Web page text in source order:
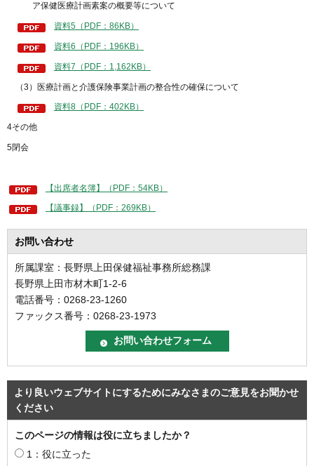
ア保健医療計画素案の概要等について
資料5（PDF：86KB）
資料6（PDF：196KB）
資料7（PDF：1,162KB）
（3）医療計画と介護保険事業計画の整合性の確保について
資料8（PDF：402KB）
4その他
5閉会
【出席者名簿】（PDF：54KB）
【議事録】（PDF：269KB）
お問い合わせ
所属課室：長野県上田保健福祉事務所総務課
長野県上田市材木町1-2-6
電話番号：0268-23-1260
ファックス番号：0268-23-1973
より良いウェブサイトにするためにみなさまのご意見をお聞かせ
ください
このページの情報は役に立ちましたか？
1：役に立った